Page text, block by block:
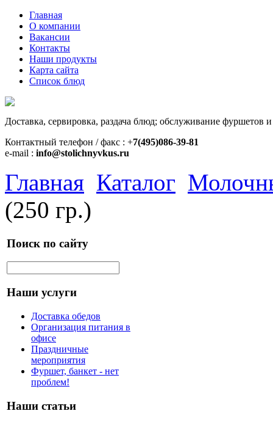
Главная
О компании
Вакансии
Контакты
Наши продукты
Карта сайта
Список блюд
Доставка, сервировка, раздача блюд; обслуживание фуршетов
Контактный телефон / факс : +7(495)086-39-81
e-mail : info@stolichnyvkus.ru
Главная Каталог
(250 гр.)
Поиск по сайту
Наши услуги
Доставка обедов
Организация питания в
офисе
Праздничные
мероприятия
Фуршет, банкет - нет
проблем!
Наши статьи